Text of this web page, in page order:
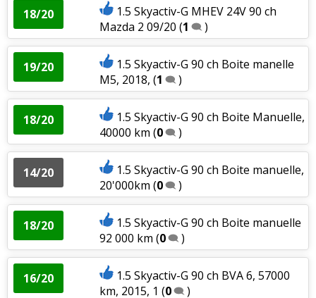
18/20
1.5 Skyactiv-G MHEV 24V 90 ch
Mazda 2 09/20 (1 )
19/20
1.5 Skyactiv-G 90 ch Boite manelle
M5, 2018, (1 )
18/20
1.5 Skyactiv-G 90 ch Boite Manuelle,
40000 km (0 )
14/20
1.5 Skyactiv-G 90 ch Boite manuelle,
20'000km (0 )
18/20
1.5 Skyactiv-G 90 ch Boite manuelle
92 000 km (0 )
16/20
1.5 Skyactiv-G 90 ch BVA 6, 57000
km, 2015, 1 (0 )